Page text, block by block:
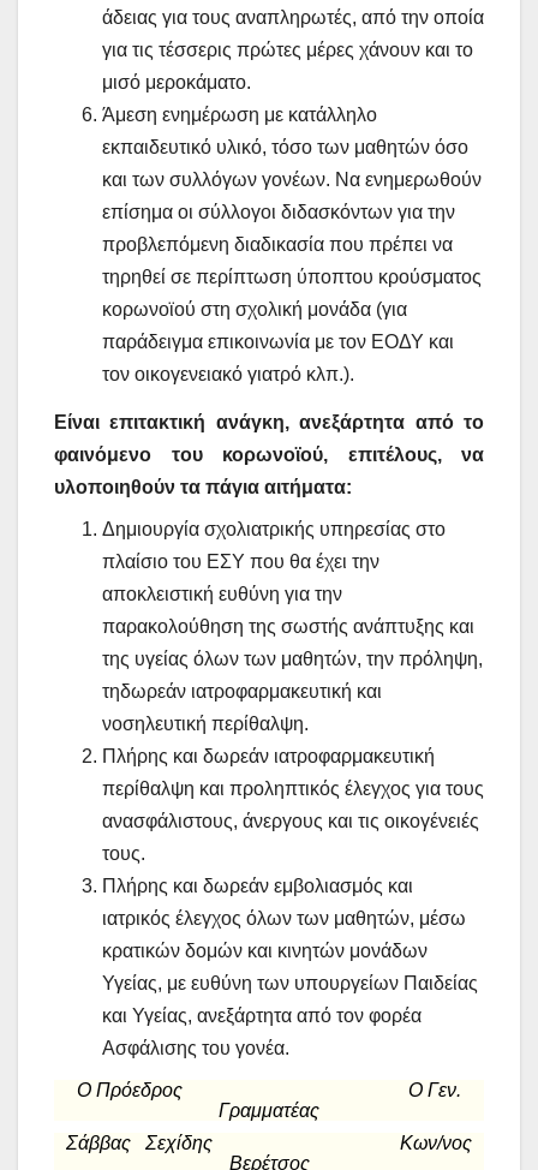
άδειας για τους αναπληρωτές, από την οποία
για τις τέσσερις πρώτες μέρες χάνουν και το
μισό μεροκάματο.
Άμεση ενημέρωση με κατάλληλο
εκπαιδευτικό υλικό, τόσο των μαθητών όσο
και των συλλόγων γονέων. Να ενημερωθούν
επίσημα οι σύλλογοι διδασκόντων για την
προβλεπόμενη διαδικασία που πρέπει να
τηρηθεί σε περίπτωση ύποπτου κρούσματος
κορωνοϊού στη σχολική μονάδα (για
παράδειγμα επικοινωνία με τον ΕΟΔΥ και
τον οικογενειακό γιατρό κλπ.).
Είναι επιτακτική ανάγκη, ανεξάρτητα από το
φαινόμενο του κορωνοϊού, επιτέλους, να
υλοποιηθούν τα πάγια αιτήματα:
Δημιουργία σχολιατρικής υπηρεσίας στο
πλαίσιο του ΕΣΥ που θα έχει την
αποκλειστική ευθύνη για την
παρακολούθηση της σωστής ανάπτυξης και
της υγείας όλων των μαθητών, την πρόληψη,
τηδωρεάν ιατροφαρμακευτική και
νοσηλευτική περίθαλψη.
Πλήρης και δωρεάν ιατροφαρμακευτική
περίθαλψη και προληπτικός έλεγχος για τους
ανασφάλιστους, άνεργους και τις οικογένειές
τους.
Πλήρης και δωρεάν εμβολιασμός και
ιατρικός έλεγχος όλων των μαθητών, μέσω
κρατικών δομών και κινητών μονάδων
Υγείας, με ευθύνη των υπουργείων Παιδείας
και Υγείας, ανεξάρτητα από τον φορέα
Ασφάλισης του γονέα.
Ο Πρόεδρος Ο Γεν.
Γραμματέας
Σάββας Σεχίδης Κων/νος
Βερέτσος